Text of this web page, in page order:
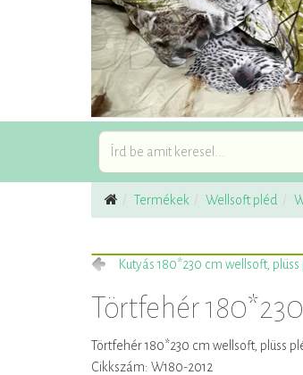
Termékek Wellsoft pléd
Kutyás 180*230 cm wellsoft, plüss
Törtfehér
Törtfehér 180*230 cm wellsoft, plüss
Cikkszám: W180-2012